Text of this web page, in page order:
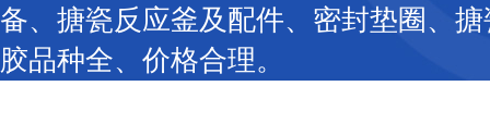
备、搪瓷反应釜及配件、密封垫圈、
胶品种全、价格合理。